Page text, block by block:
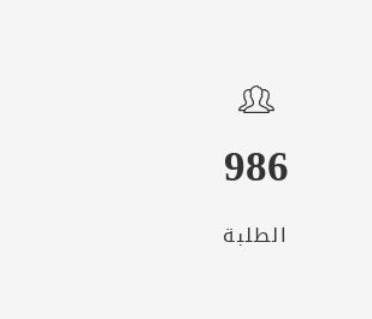
986
الطلبة